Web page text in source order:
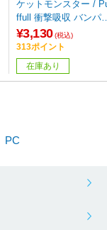
ケットモンスター /
ffull 衝撃吸収 バンパ
ハイブリッドケース /
¥3,130 (税込)
313ポイント
在庫あり
PC